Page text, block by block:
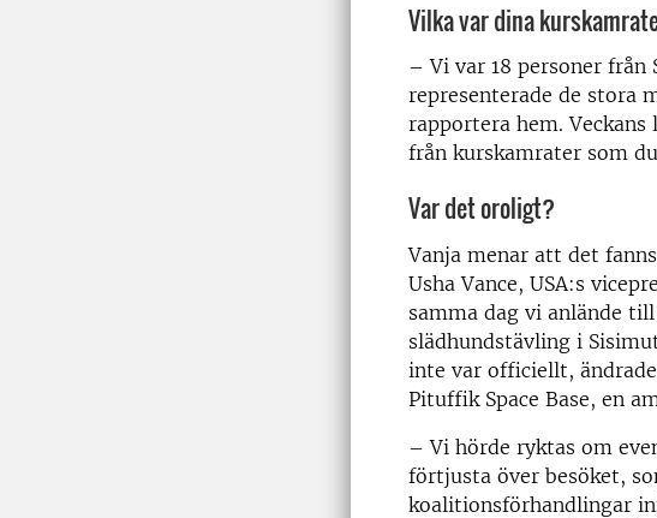
Vilka var dina
– Vi var 18 personer från
representerade de stora
rapportera hem.
från kurskamrater som
Var det oroligt?
Vanja menar att det
Usha Vance, USA:s
samma dag vi anlände
slädhundstävling i
inte var officiellt,
Pituffik Space Base, en
– Vi hörde ryktas om
förtjusta över besöket,
koalitionsförhandlingar